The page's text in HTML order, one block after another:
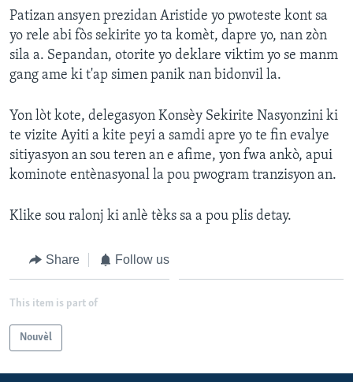
Languages
Patizan ansyen prezidan Aristide yo pwoteste kont sa
yo rele abi fòs sekirite yo ta komèt, dapre yo, nan zòn
sila a. Sepandan, otorite yo deklare viktim yo se manm
gang ame ki t'ap simen panik nan bidonvil la.
Yon lòt kote, delegasyon Konsèy Sekirite Nasyonzini ki
te vizite Ayiti a kite peyi a samdi apre yo te fin evalye
sitiyasyon an sou teren an e afime, yon fwa ankò, apui
kominote entènasyonal la pou pwogram tranzisyon an.
Klike sou ralonj ki anlè tèks sa a pou plis detay.
Share Follow us
This item is part of
Nouvèl